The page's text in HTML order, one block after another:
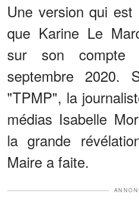
Une version qui
que Karine Le
sur son compte
septembre 2020.
"TPMP", la
médias Isabelle
la grande
Maire a faite.